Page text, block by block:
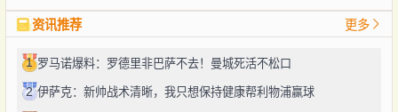
资讯推荐 更多
1 罗马诺爆料：罗德里非巴萨不去！曼城死活不松口
2 伊萨克：新帅战术清晰，我只想保持健康帮利物浦赢球